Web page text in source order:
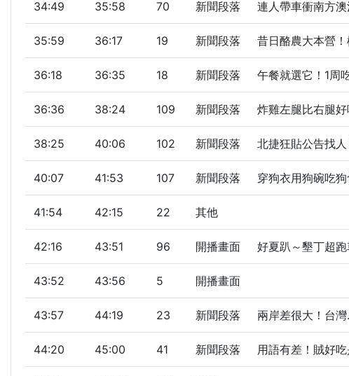
34:49 35:58 70 新聞段落 連人帶車衝南方澳
35:59 36:17 19 新聞段落 昔日酪農大本營
36:18 36:35 18 新聞段落 午餐就選它！1周
36:36 38:24 109 新聞段落 炸雞左腿比右腿
38:25 40:06 102 新聞段落 北捷狂貼公告找
40:07 41:53 107 新聞段落 穿狗衣用狗碗吃
41:54 42:15 22 其他
42:16 43:51 96 開播畫面 好夏趴～墾丁超
43:52 43:56 5 開播畫面
43:57 44:19 23 新聞段落 兩岸差很大！台
44:20 45:00 41 新聞段落 用語有差！賊好